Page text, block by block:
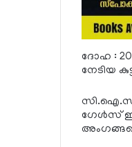
ദോഹ :
നേടിയ
ഗേള്‍സ്